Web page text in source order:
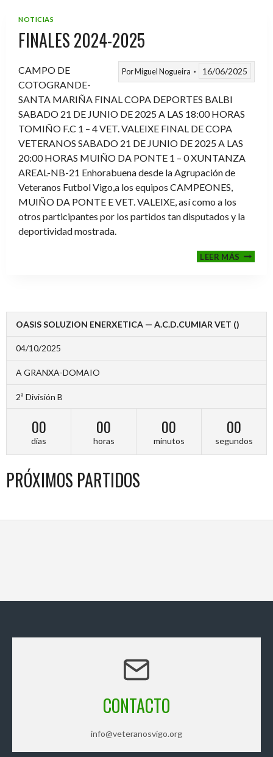
NOTICIAS
FINALES 2024-2025
PorMiguel Nogueira 16/06/2025
CAMPO DE
COTOGRANDE-
SANTA MARIÑA FINAL COPA DEPORTES BALBI
SABADO 21 DE JUNIO DE 2025 A LAS 18:00 HORAS
TOMIÑO F.C 1 – 4 VET. VALEIXE FINAL DE COPA
VETERANOS SABADO 21 DE JUNIO DE 2025 A LAS
20:00 HORAS MUIÑO DA PONTE 1 – 0 XUNTANZA
AREAL-NB-21 Enhorabuena desde la Agrupación de
Veteranos Futbol Vigo,a los equipos CAMPEONES,
MUIÑO DA PONTE E VET. VALEIXE, así como a los
otros participantes por los partidos tan disputados y la
deportividad mostrada.
LEER MÁS
2024-
OASIS SOLUZION ENERXETICA — A.C.D.CUMIAR VET ()
04/10/2025
A GRANXA-DOMAIO
2ª División B
00
días
00
horas
00
minutos
00
segundos
PRÓXIMOS PARTIDOS
CONTACTO
info@veteranosvigo.org